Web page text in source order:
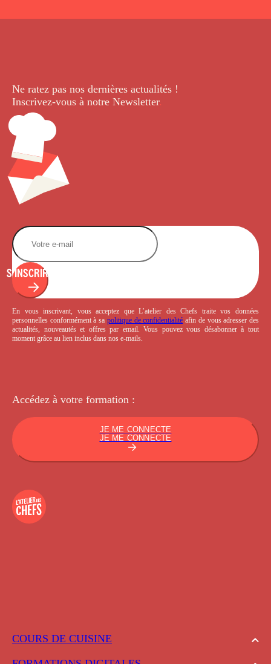
COURS DE CUISINE
Ne ratez pas nos dernières actualités !
Inscrivez-vous à notre Newsletter.
S'INSCRIRE
En vous inscrivant, vous acceptez que L’atelier des Chefs traite vos données
personnelles conformément à sa politique de confidentialité afin de vous adresser des
actualités, nouveautés et offres par email. Vous pouvez vous désabonner à tout
moment grâce au lien inclus dans nos e-mails.
Accédez à votre formation :
JE ME CONNECTE
JE ME CONNECTE